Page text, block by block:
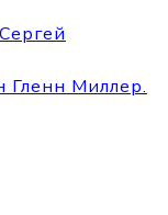
Гленн Миллер.